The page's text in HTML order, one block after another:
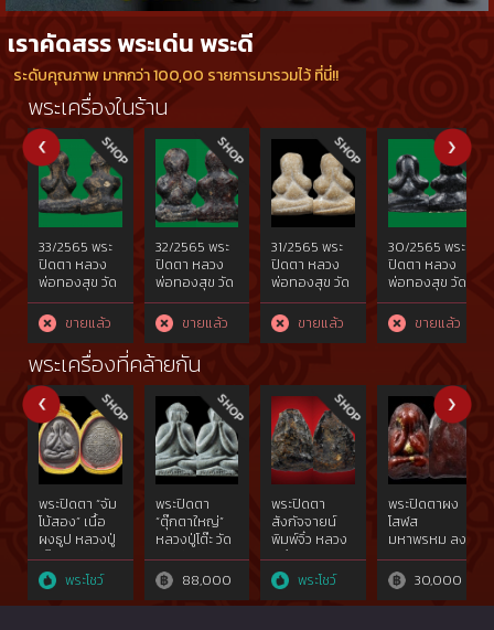
เราคัดสรร พระเด่น พระดี
ระดับคุณภาพ มากกว่า 100,00 รายการมารวมไว้ ที่นี่!!
พระเครื่องในร้าน
33/2565 พระ
ปิดตา หลวง
พ่อทองสุข วัด
สะพานสูง
จ.นนทบุรี..ยุค
กลาง..พิมพ์
ชลูดเศียร
โต..สร้างราว
ปีพ.ศ2506-
2515
ขายแล้ว
32/2565 พระ
ปิดตา หลวง
พ่อทองสุข วัด
สะพานสูง
นนทบุรี..ยุค
กลาง..พิมพ์
ชลูดหมวกกัน
น็อค..สร้างราว
ปีพ.ศ 2506-
2515
ขายแล้ว
31/2565 พระ
ปิดตา หลวง
พ่อทองสุข วัด
สะพานสูง
จ.นนทบุรี..ยุค
กลาง พิมพ์
น้ำมัน ไม่จุ่มรัก
สร้างราว
ปีพ.ศ.2506-
2515
ขายแล้ว
30/2565 พระ
ปิดตา หลวง
พ่อทองสุข วัด
สะพานสูง
จ.นนทบุรี...ยุค
ปลาย พิมพ์
ปีพ.ศ.2516-
2525
ขายแล้ว
พระเครื่องที่คล้ายกัน
พระปิดตา “จัม
โบ้สอง” เนื้อ
ผงธูป หลวงปู่
โต๊ะ วัดประดู่
ฉิมพลีพระโชว์
พระปิดตา
“ตุ๊กตาใหญ่”
หลวงปู่โต๊ะ วัด
ประดู่ฉิมพลี
88,000
พระปิดตา
สังกัจจายน์
พิมพ์จิ๋ว หลวง
ปู่ยิ้ม วัด
หนองบัว
พระโชว์
พระปิดตาผง
โสฬส
มหาพรหม ลง
ชาดแดง พิมพ์
เล็ก ปี 03
หลวงปู่ทิม วัด
ละหารไร่
30,000